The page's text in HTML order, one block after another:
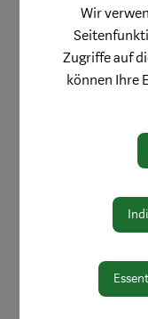
Aktuelles &
Bestellung
Wir
Zugriffe auf
können Ihre